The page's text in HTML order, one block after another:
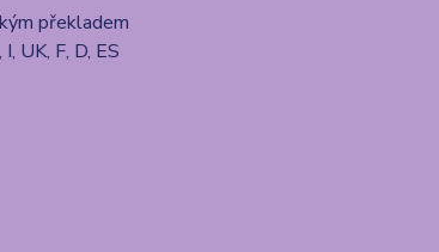
překladem
UK, F, D, ES